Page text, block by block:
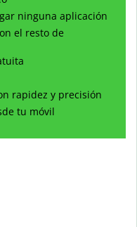
ninguna aplicación
el resto de
rapidez y precisión
tu móvil